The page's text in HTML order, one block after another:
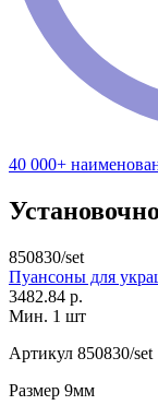
40 000+
850830/set
Пуансоны для
3482.84 р.
Мин. 1 шт
Артикул 850830/set
Размер 9мм